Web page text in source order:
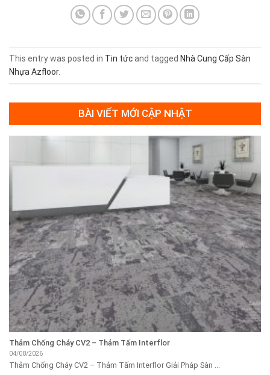
This entry was posted in Tin tứcand tagged Nhà Cung Cấp Sàn
Nhựa Azfloor.
BÀI VIẾT MỚI CẬP NHẬT
Thảm Chống Cháy CV2 – Thảm Tấm Interflor
04/08/2026
Thảm Chống Cháy CV2 – Thảm Tấm Interflor Giải Pháp Sàn ...